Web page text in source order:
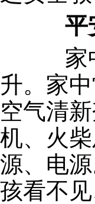
平
家中
升。家
空气清
机、火
源、电
孩看不